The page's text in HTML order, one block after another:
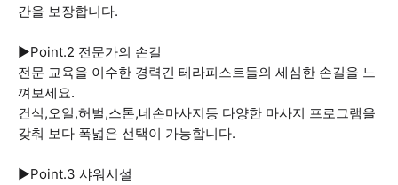
간을 보장합니다.
▶️Point.2 전문가의 손길
전문 교육을 이수한 경력긴 테라피스트들의 세심한 손길을 느
껴보세요.
건식,오일,허벌,스톤,네손마사지등 다양한 마사지 프로그램을
갖춰 보다 폭넓은 선택이 가능합니다.
▶️Point.3 샤워시설